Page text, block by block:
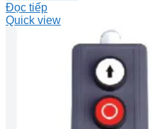
Đọc tiếp
Quick view